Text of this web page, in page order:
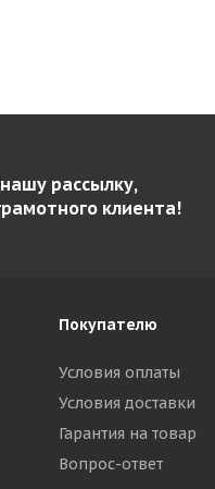
рассылку,
клиента!
Покупателю
Условия оплаты
Условия доставки
Гарантия на товар
Вопрос-ответ